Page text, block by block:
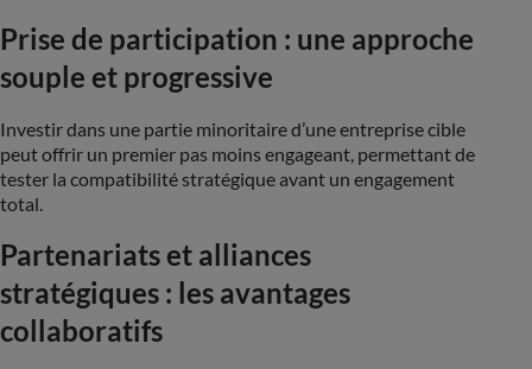
Prise de participation : une approche
souple et progressive
Investir dans une partie minoritaire d’une entreprise cible
peut offrir un premier pas moins engageant, permettant de
tester la compatibilité stratégique avant un engagement
total​.
Partenariats et alliances
stratégiques : les avantages
collaboratifs